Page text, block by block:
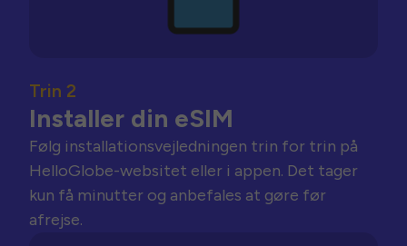
Trin 2
Installer din eSIM
Følg installationsvejledningen trin for trin på
HelloGlobe-websitet eller i appen. Det tager
kun få minutter og anbefales at gøre før
afrejse.